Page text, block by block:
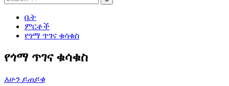
ቤት
ምርቶች
የጎማ ጥገና ቁሳቁስ
የጎማ ጥገና ቁሳቁስ
አሁን ይጠይቁ